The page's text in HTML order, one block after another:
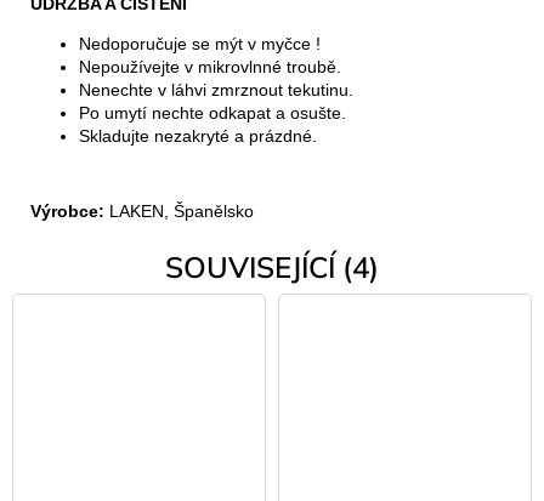
Nedoporučuje se mýt v myčce !
Nepoužívejte v mikrovlnné troubě.
Nenechte v láhvi zmrznout tekutinu.
Po umytí nechte odkapat a osušte.
Skladujte nezakryté a prázdné.
Výrobce: LAKEN, Španělsko
SOUVISEJÍCÍ (4)